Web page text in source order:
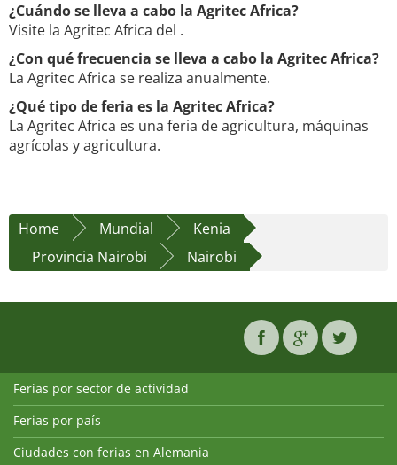
¿Cuándo se lleva a cabo la Agritec Africa?
Visite la Agritec Africa del .
¿Con qué frecuencia se lleva a cabo la Agritec Africa?
La Agritec Africa se realiza anualmente.
¿Qué tipo de feria es la Agritec Africa?
La Agritec Africa es una feria de agricultura, máquinas
agrícolas y agricultura.
Home Mundial
Kenia
Provincia Nairobi
Nairobi
Ferias por sector de actividad
Ferias por país
Ciudades con ferias en Alemania